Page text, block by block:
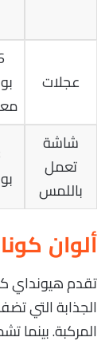
عجلات
شاشة
تعمل
باللمس
ألوان كونا 2024
الجذابة التي
المركبة. بينما